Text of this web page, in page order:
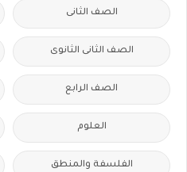
الصف الثانى
الصف الثانى الثانوى
الصف الرابع
العلوم
الفلسفة والمنطق